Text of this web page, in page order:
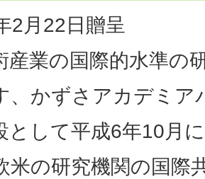
2月22日贈呈
産業の国際的水準の
、かずさアカデミア
として平成6年10月
米の研究機関の国際